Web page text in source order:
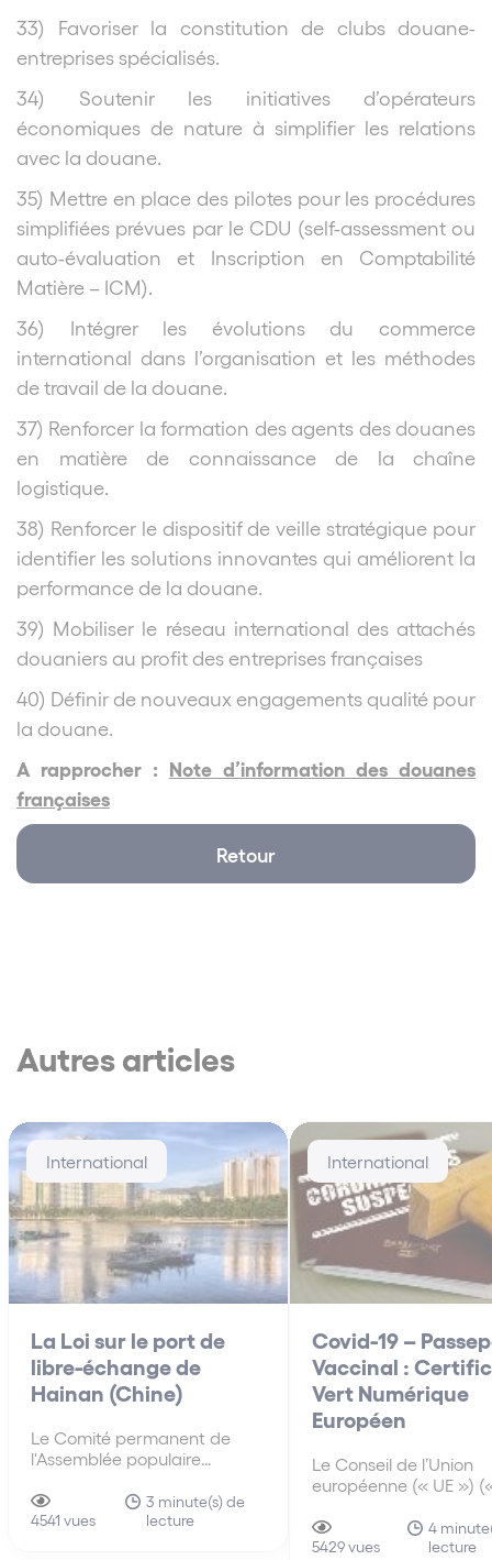
33) Favoriser la constitution de clubs douane-
entreprises spécialisés.
34) Soutenir les initiatives d’opérateurs
économiques de nature à simplifier les relations
avec la douane.
35) Mettre en place des pilotes pour les procédures
simplifiées prévues par le CDU (self-assessment ou
auto-évaluation et Inscription en Comptabilité
Matière – ICM).
36) Intégrer les évolutions du commerce
international dans l’organisation et les méthodes
de travail de la douane.
37) Renforcer la formation des agents des douanes
en matière de connaissance de la chaîne
logistique.
38) Renforcer le dispositif de veille stratégique pour
identifier les solutions innovantes qui améliorent la
performance de la douane.
39) Mobiliser le réseau international des attachés
douaniers au profit des entreprises françaises
40) Définir de nouveaux engagements qualité pour
la douane.
A rapprocher : Note d’information des douanes
françaises
Retour
Autres articles
International
La Loi sur le port de
libre-échange de
Hainan (Chine)
Le Comité permanent de
l'Assemblée populaire
législatif suprême de la
Chine, a adopté le 10 juin
4541 vues
3 minute(s) de
lecture
International
Covid-19 –
Vaccinal :
Vert Numérique
Européen
Le Conseil de l’Union
européenne (« UE »)
avril 2021, un mandat
négociation avec le
5429 vues
4
lecture